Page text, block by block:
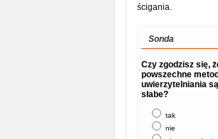
ścigania.
Sonda
Czy zgodzisz się,
powszechne
uwierzytelniania
słabe?
tak
nie